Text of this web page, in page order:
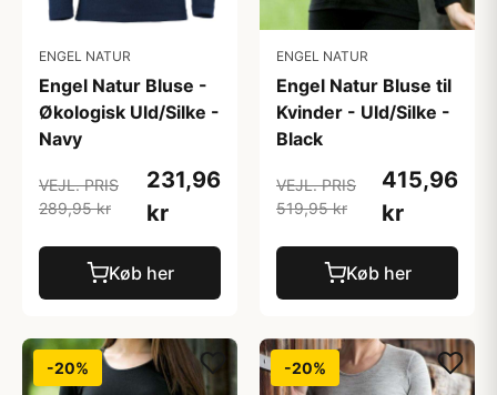
ENGEL NATUR
Engel Natur Bluse -
Økologisk Uld/Silke -
Navy
VEJL. PRIS
289,95 kr
231,96
kr
Køb her
ENGEL NATUR
Engel Natur Bluse til
Kvinder - Uld/Silke -
Black
VEJL. PRIS
519,95 kr
415,96
kr
Køb her
-20% -20%